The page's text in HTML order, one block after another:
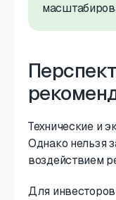
Технические и
Однако нельзя
воздействием
Для